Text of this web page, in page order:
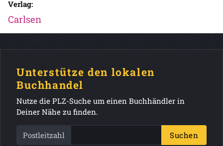
Verlag:
Carlsen
Unterstütze den lokalen
Buchhandel
Nutze die PLZ-Suche um einen Buchhändler in
Deiner Nähe zu finden.
Postleitzahl Suchen